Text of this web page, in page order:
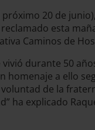
20 de
esta
Caminos de
durante 50
a ello
voluntad de la
ha explicado